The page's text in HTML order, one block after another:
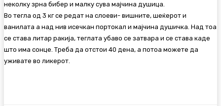
неколку зрна бибер и малку сува мајчина душица.
Во тегла од 3 кг се редат на слоеви- вишните, шеќерот и
ванилата а над нив исечкан портокал и мајчина душичка. Над тоа
се става литар ракија, теглата убаво се затвара и се става каде
што има сонце. Треба да отстои 40 дена, а потоа можете да
уживате во ликерот.